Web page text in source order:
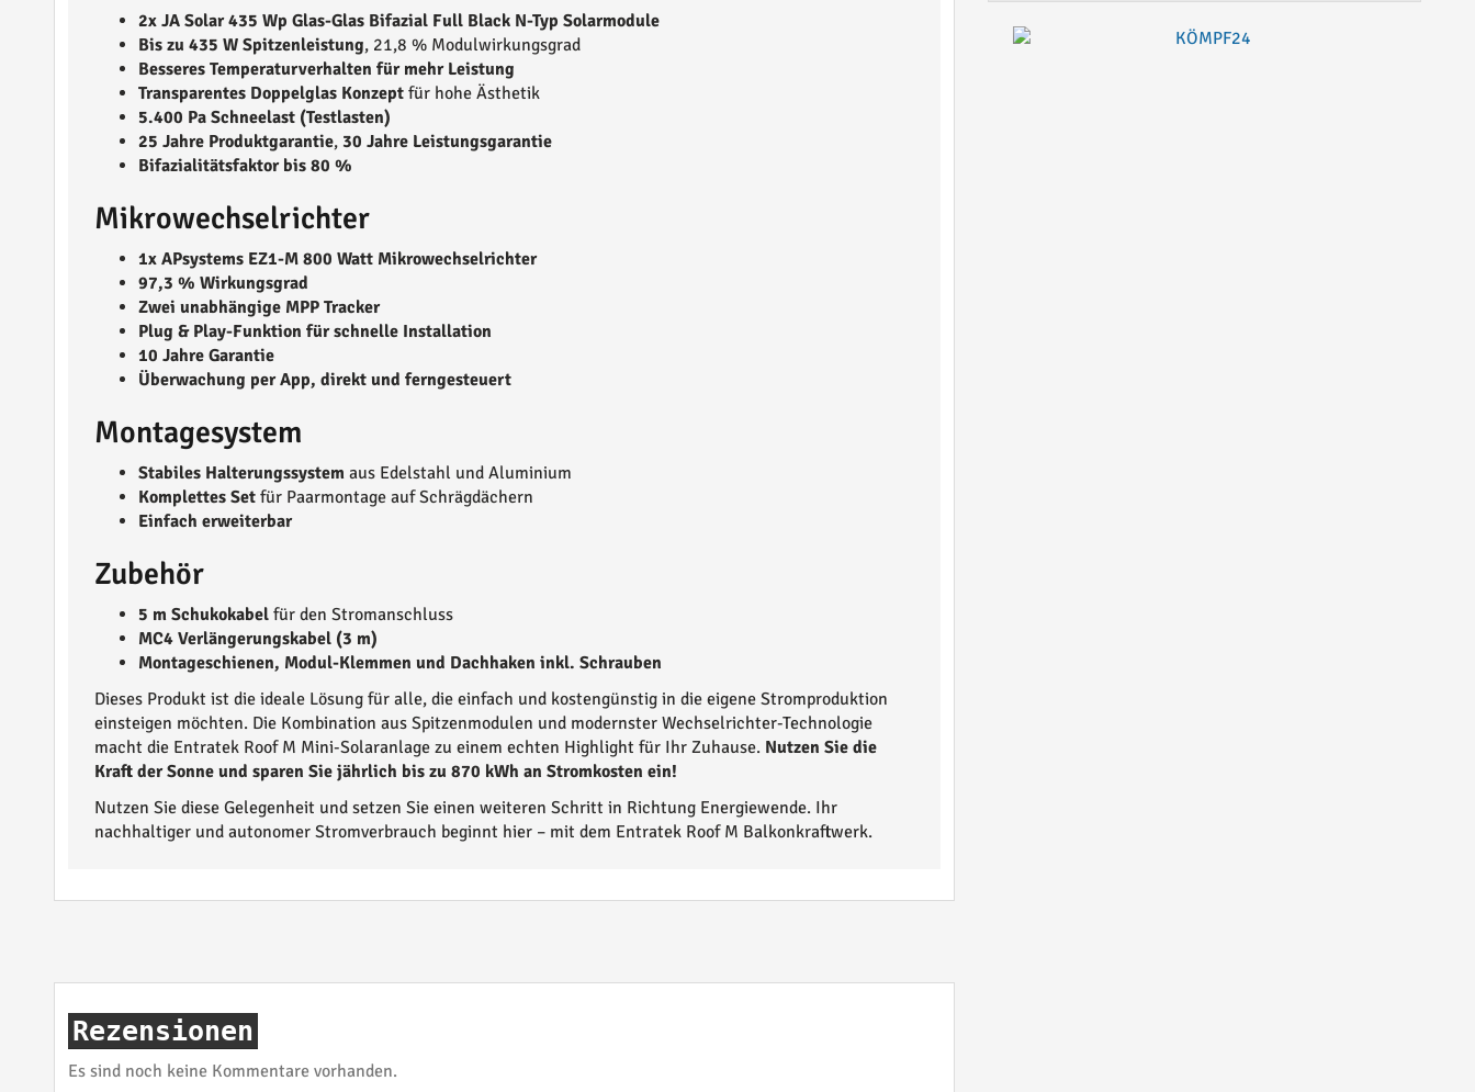
2x JA Solar 435 Wp Glas-Glas Bifazial Full Black N-Typ Solarmodule
Bis zu 435 W Spitzenleistung, 21,8 % Modulwirkungsgrad
Besseres Temperaturverhalten für mehr Leistung
Transparentes Doppelglas Konzeptfür hohe Ästhetik
5.400 Pa Schneelast (Testlasten)
25 Jahre Produktgarantie, 30 Jahre Leistungsgarantie
Bifazialitätsfaktor bis 80 %
Mikrowechselrichter
1x APsystems EZ1-M 800 Watt Mikrowechselrichter
97,3 % Wirkungsgrad
Zwei unabhängige MPP Tracker
Plug & Play-Funktion für schnelle Installation
10 Jahre Garantie
Überwachung per App, direkt und ferngesteuert
Montagesystem
Stabiles Halterungssystemaus Edelstahl und Aluminium
Komplettes Setfür Paarmontage auf Schrägdächern
Einfach erweiterbar
Zubehör
5 m Schukokabelfür den Stromanschluss
MC4 Verlängerungskabel (3 m)
Montageschienen, Modul-Klemmen und Dachhaken inkl. Schrauben
Dieses Produkt ist die ideale Lösung für alle, die einfach und kostengünstig in die eigene Stromproduktion
einsteigen möchten. Die Kombination aus Spitzenmodulen und modernster Wechselrichter-Technologie
macht die Entratek Roof M Mini-Solaranlage zu einem echten Highlight für Ihr Zuhause. Nutzen Sie die
Kraft der Sonne und sparen Sie jährlich bis zu 870 kWh an Stromkosten ein!
Nutzen Sie diese Gelegenheit und setzen Sie einen weiteren Schritt in Richtung Energiewende. Ihr
nachhaltiger und autonomer Stromverbrauch beginnt hier – mit dem Entratek Roof M Balkonkraftwerk.
Rezensionen
Es sind noch keine Kommentare vorhanden.